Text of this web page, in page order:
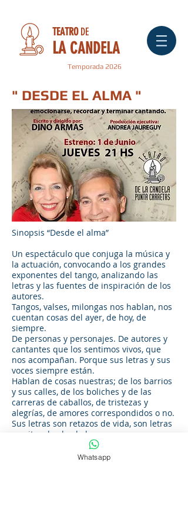
TEATRO DE
LA CANDELA
Temporada 2026
" DESDE EL ALMA "
Sinopsis “Desde el alma”
Un espectáculo que conjuga la música y
la actuación, convocando a los grandes
exponentes del tango, analizando las
letras y las fuentes de inspiración de los
autores.
Tangos, valses, milongas nos hablan, nos
cuentan cosas del ayer, de hoy, de
siempre.
De personas y personajes. De autores y
cantantes que los sentimos vivos, que
nos acompañan. Porque sus letras y sus
voces siempre están.
Hablan de cosas nuestras; de los barrios
y sus calles, de los boliches y de las
carreras de caballos, de tristezas y
alegrías, de amores correspondidos o no.
Sus letras son retazos de vida, son letras
escritas desde el alma.
“Cafetín de Buenos Aires”, “Yo no sé que
me han hecho tus ojos”, “Palermo”, “Viejas
Whatsapp